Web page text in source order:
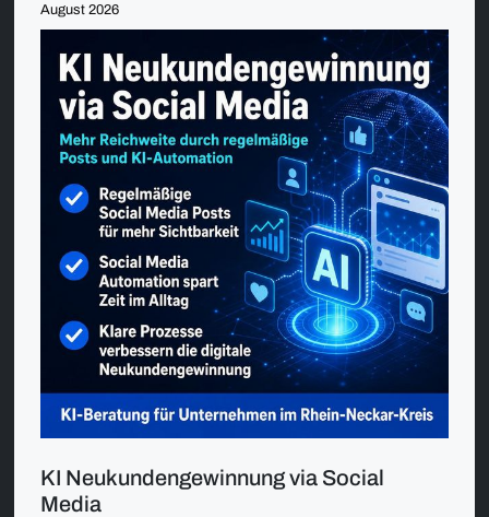
August 2026
KI Neukundengewinnung via Social
Media